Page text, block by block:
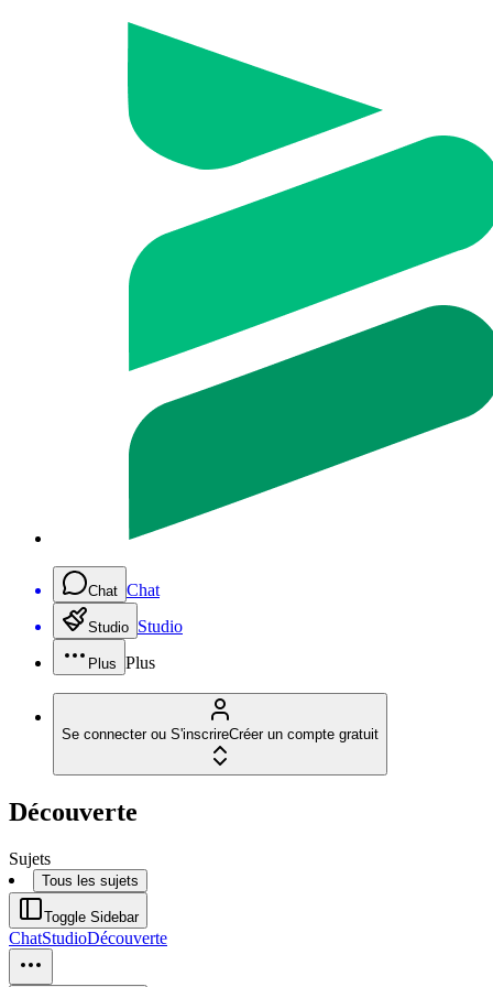
Chat Chat
Studio Studio
Plus Plus
Se connecter ou S'inscrireCréer un compte gratuit
Découverte
Sujets
Tous les sujets
Toggle Sidebar
ChatStudioDécouverte